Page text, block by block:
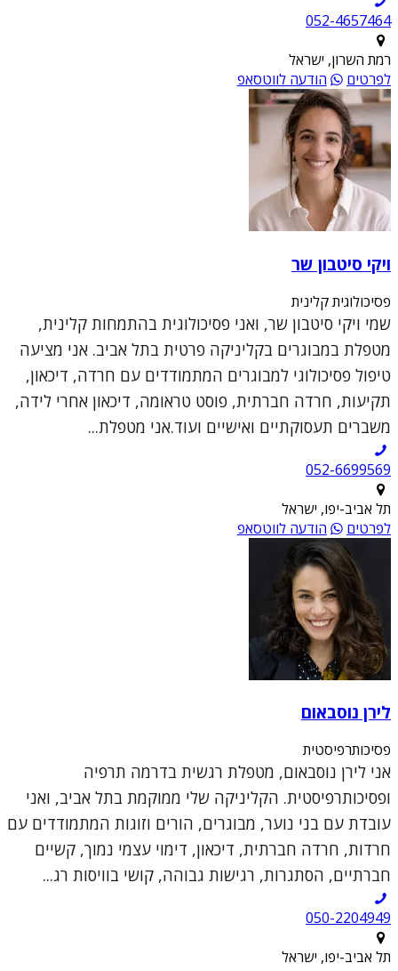
052-4657464
רמת השרון, ישראל
לפרטים
הודעה לווטסאפ
ויקי סיטבון שר
פסיכולוגית קלינית
שמי ויקי סיטבון שר, ואני פסיכולוגית בהתמחות קלינית,
מטפלת במבוגרים בקליניקה פרטית בתל אביב. אני מציעה
טיפול פסיכולוגי למבוגרים המתמודדים עם חרדה, דיכאון,
תקיעות, חרדה חברתית, פוסט טראומה, דיכאון אחרי לידה,
משברים תעסוקתיים ואישיים ועוד.אני מטפלת...
052-6699569
תל אביב-יפו, ישראל
לפרטים
הודעה לווטסאפ
לירן נוסבאום
פסיכותרפיסטית
אני לירן נוסבאום, מטפלת רגשית בדרמה תרפיה
ופסיכותרפיסטית. הקליניקה שלי ממוקמת בתל אביב, ואני
עובדת עם בני נוער, מבוגרים, הורים וזוגות המתמודדים עם
חרדות, חרדה חברתית, דיכאון, דימוי עצמי נמוך, קשיים
חברתיים, הסתגרות, רגישות גבוהה, קושי בוויסות רג...
050-2204949
תל אביב-יפו, ישראל